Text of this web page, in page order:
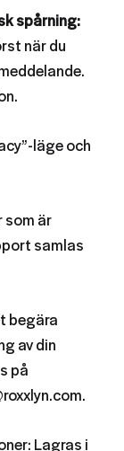
spårning:
när du
läge och
är
samlas
begära
av din
på
Lagras i